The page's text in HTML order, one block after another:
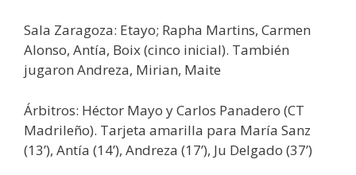
Sala Zaragoza: Etayo; Rapha Martins, Carmen
Alonso, Antía, Boix (cinco inicial). También
jugaron Andreza, Mirian, Maite
Árbitros: Héctor Mayo y Carlos Panadero (CT
Madrileño). Tarjeta amarilla para María Sanz
(13’), Antía (14’), Andreza (17’), Ju Delgado (37’)